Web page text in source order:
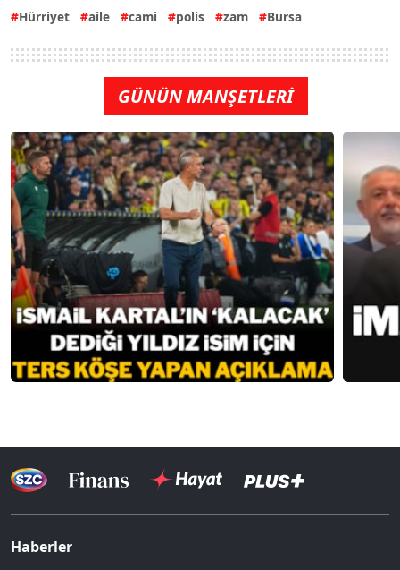
Hürriyet aile cami polis zam Bursa
GÜNÜN MANŞETLERİ
Haberler